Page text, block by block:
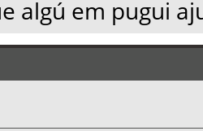
algú em pugui